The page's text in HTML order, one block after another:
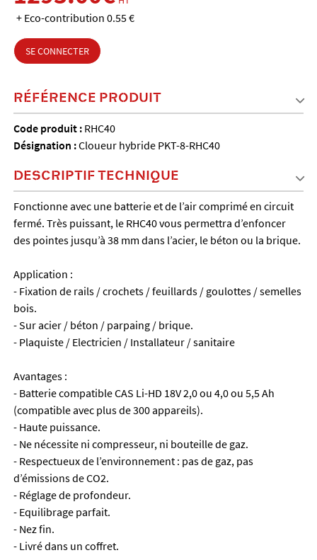
+ Eco-contribution 0.55 €
SE CONNECTER
RÉFÉRENCE PRODUIT
Code produit : RHC40
Désignation :Cloueur hybride PKT-8-RHC40
DESCRIPTIF TECHNIQUE
Fonctionne avec une batterie et de l’air comprimé en circuit
fermé. Très puissant, le RHC40 vous permettra d’enfoncer
des pointes jusqu’à 38 mm dans l’acier, le béton ou la brique.
Application :
- Fixation de rails / crochets / feuillards / goulottes / semelles
bois.
- Sur acier / béton / parpaing / brique.
- Plaquiste / Electricien / Installateur / sanitaire
Avantages :
- Batterie compatible CAS Li-HD 18V 2,0 ou 4,0 ou 5,5 Ah
(compatible avec plus de 300 appareils).
- Haute puissance.
- Ne nécessite ni compresseur, ni bouteille de gaz.
- Respectueux de l’environnement : pas de gaz, pas
d’émissions de CO2.
- Réglage de profondeur.
- Equilibrage parfait.
- Nez fin.
- Livré dans un coffret.